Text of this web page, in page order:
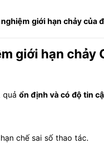
giới hạn chảy của
giới hạn chảy
quả ổn định và có độ tin
chế sai số thao tác.